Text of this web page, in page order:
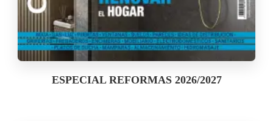
ESPECIAL REFORMAS 2026/2027